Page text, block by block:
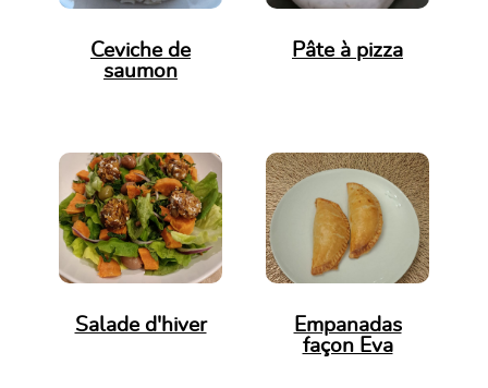
Ceviche de
saumon
Pâte à pizza
Salade d'hiver
Empanadas
façon Eva